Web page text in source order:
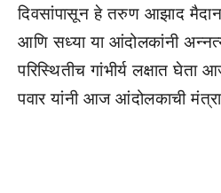
दिवसांपासून हे तरुण आझाद
आणि सध्या या आंदोलकांनी
परिस्थितीच गांभीर्य लक्षात
पवार यांनी आज आंदोलकाची